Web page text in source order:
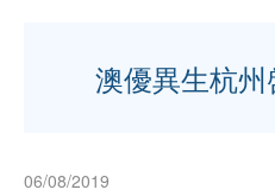
澳優異生杭
06/08/2019